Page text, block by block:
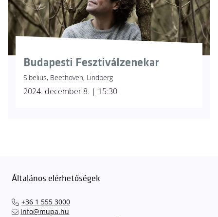
Budapesti Fesztiválzenekar
Sibelius, Beethoven, Lindberg
2024. december 8. | 15:30
Általános elérhetőségek
+36 1 555 3000
info@mupa.hu